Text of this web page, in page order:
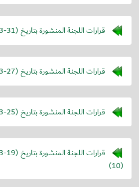
قرارات اللجنة المنشورة بتاريخ (31
قرارات اللجنة المنشورة بتاريخ (27
قرارات اللجنة المنشورة بتاريخ (25
قرارات اللجنة المنشورة بتاريخ (19
(10)